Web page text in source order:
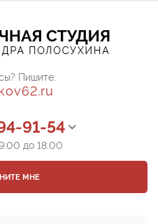
Пишите:
91-54
до 18:00
МНЕ